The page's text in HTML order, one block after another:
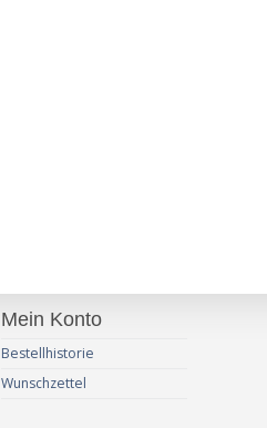
Mein Konto
Bestellhistorie
Wunschzettel